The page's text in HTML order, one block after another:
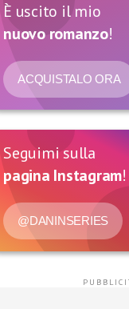
È uscito il mio
nuovo romanzo!
ACQUISTALO ORA
Seguimi sulla
pagina Instagram!
@DANINSERIES